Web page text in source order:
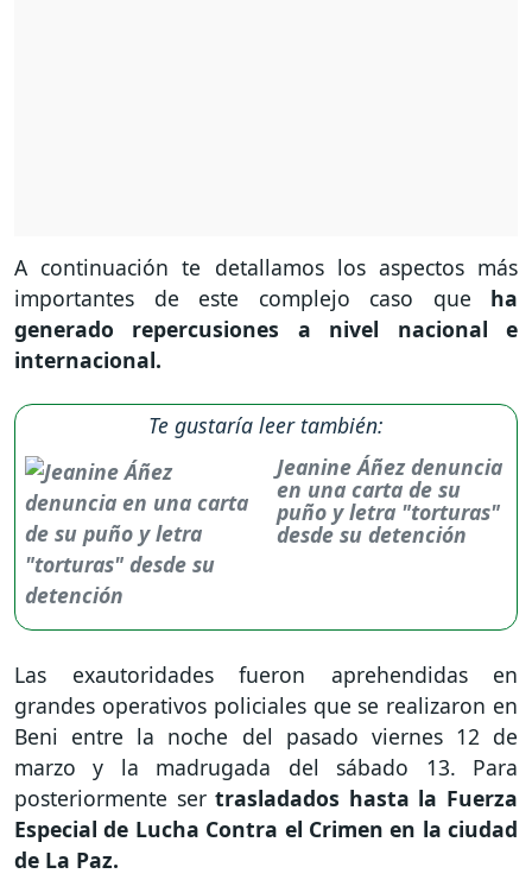
A continuación te detallamos los aspectos más
importantes de este complejo caso que ha
generado repercusiones a nivel nacional e
internacional.
Te gustaría leer también:
Jeanine Áñez denuncia
en una carta de su
puño y letra "torturas"
desde su detención
Las exautoridades fueron aprehendidas en
grandes operativos policiales que se realizaron en
Beni entre la noche del pasado viernes 12 de
marzo y la madrugada del sábado 13. Para
posteriormente sertrasladados hasta la Fuerza
Especial de Lucha Contra el Crimen en la ciudad
de La Paz.